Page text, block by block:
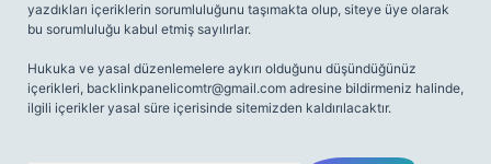
yazdıkları içeriklerin sorumluluğunu taşımakta olup, siteye üye olarak
bu sorumluluğu kabul etmiş sayılırlar.
Hukuka ve yasal düzenlemelere aykırı olduğunu düşündüğünüz
içerikleri, backlinkpanelicomtr@gmail.com adresine bildirmeniz halinde,
ilgili içerikler yasal süre içerisinde sitemizden kaldırılacaktır.